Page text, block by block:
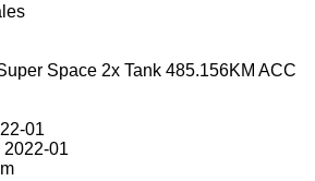
Space 2x Tank 485.156KM ACC
01
2022-01